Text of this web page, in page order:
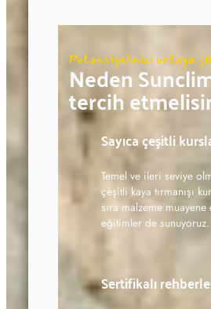
Potansiyelinizi ortaya
Neden
tercih
Sayıca çeşitli
Temel ve ileri seviye
çeşitli kaya tırmanışı
sıra malzeme
eğitimler de sunuyoruz.
Sertifikalı